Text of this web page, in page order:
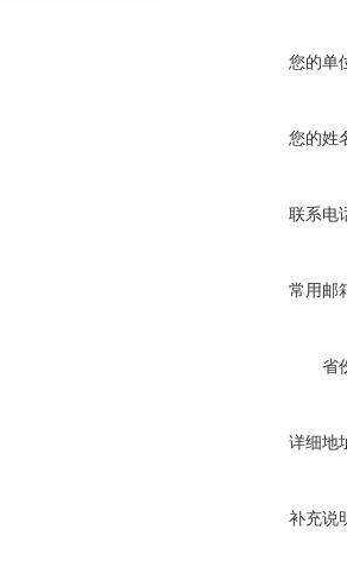
您的单
您的姓
联系电
常用邮
省
详细地
补充说